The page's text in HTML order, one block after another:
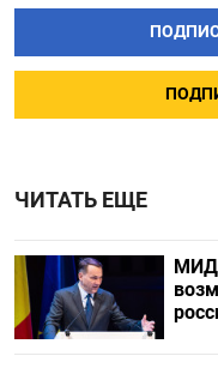
ЧИТАТЬ ЕЩЕ
МИД